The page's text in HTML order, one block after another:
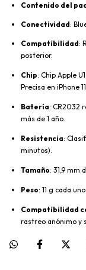
Contenido del
Conectividad:
Compatibilidad:
posterior.
Chip: Chip Apple
Precisa en iPhone
Batería: CR2032
más de 1 año.
Resistencia:
minutos).
Tamaño: 31,9 mm
Peso: 11 g cada uno.
Compatibilidad
rastreo anónimo y